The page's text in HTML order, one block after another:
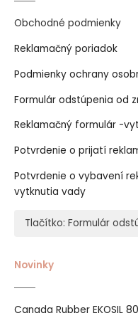
Obchodné podmienky
Reklamačný poriadok
Podmienky ochrany
Formulár odstúpenia od
Reklamačný formulár -
Potvrdenie o prijatí
Potvrdenie o vybavení
vytknutia vady
Tlačítko: Formulár
Novinky
Canada Rubber EKOSIL